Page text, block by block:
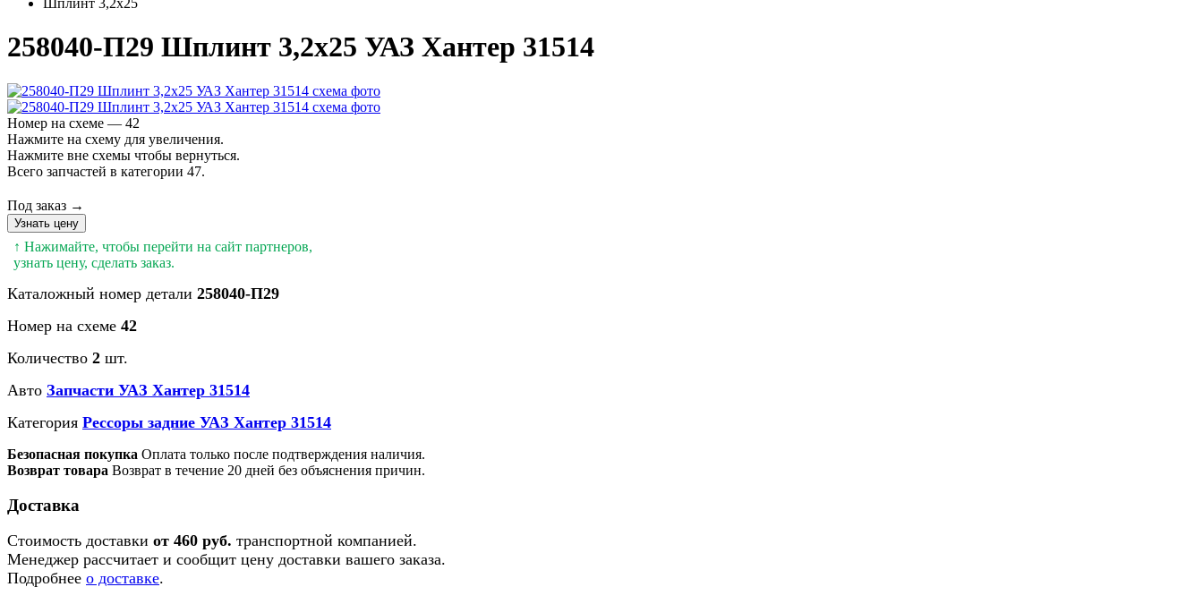
Шплинт 3,2х25
258040-П29 Шплинт 3,2х25 УАЗ Хантер 31514
Номер на схеме — 42
Нажмите на схему для увеличения.
Нажмите вне схемы чтобы вернуться.
Всего запчастей в категории 47.
Под заказ →
Узнать цену
↑ Нажимайте, чтобы перейти на сайт партнеров,
узнать цену, сделать заказ.
Каталожный номер детали 258040-П29
Номер на схеме 42
Количество 2 шт.
Авто Запчасти УАЗ Хантер 31514
Категория Рессоры задние УАЗ Хантер 31514
Безопасная покупка Оплата только после подтверждения наличия.
Возврат товара Возврат в течение 20 дней без объяснения причин.
Доставка
Стоимость доставки от 460 руб. транспортной компанией.
Менеджер рассчитает и сообщит цену доставки вашего заказа.
Подробнее о доставке.